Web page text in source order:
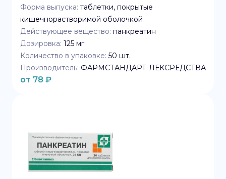
Форма выпуска: таблетки, покрытые
кишечнорастворимой оболочкой
Действующее вещество: панкреатин
Дозировка: 125 мг
Количество в упаковке: 50 шт.
Производитель: ФАРМСТАНДАРТ-ЛЕКСРЕДСТВА
от 78 ₽